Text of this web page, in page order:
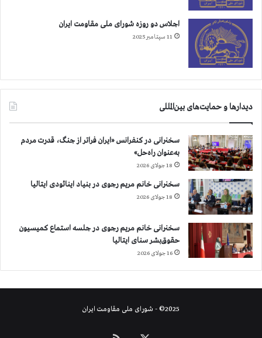
اجلاس دو روزه شورای ملی مقاومت ایران
11 سپتامبر 2025
دیدارها و حمایت‌های بین‌المللی
سخنرانی در کنفرانس «ایران فراتر از جنگ، قدرت مردم
به‌عنوان راه‌حل»
18 جولای 2026
سخنرانی خانم مریم رجوی در بنیاد اینائودی ایتالیا
18 جولای 2026
سخنرانی خانم مریم رجوی در جلسه استماع کمیسیون
حقوق‌بشر سنای ایتالیا
16 جولای 2026
2025© - شورای ملی مقاومت ایران